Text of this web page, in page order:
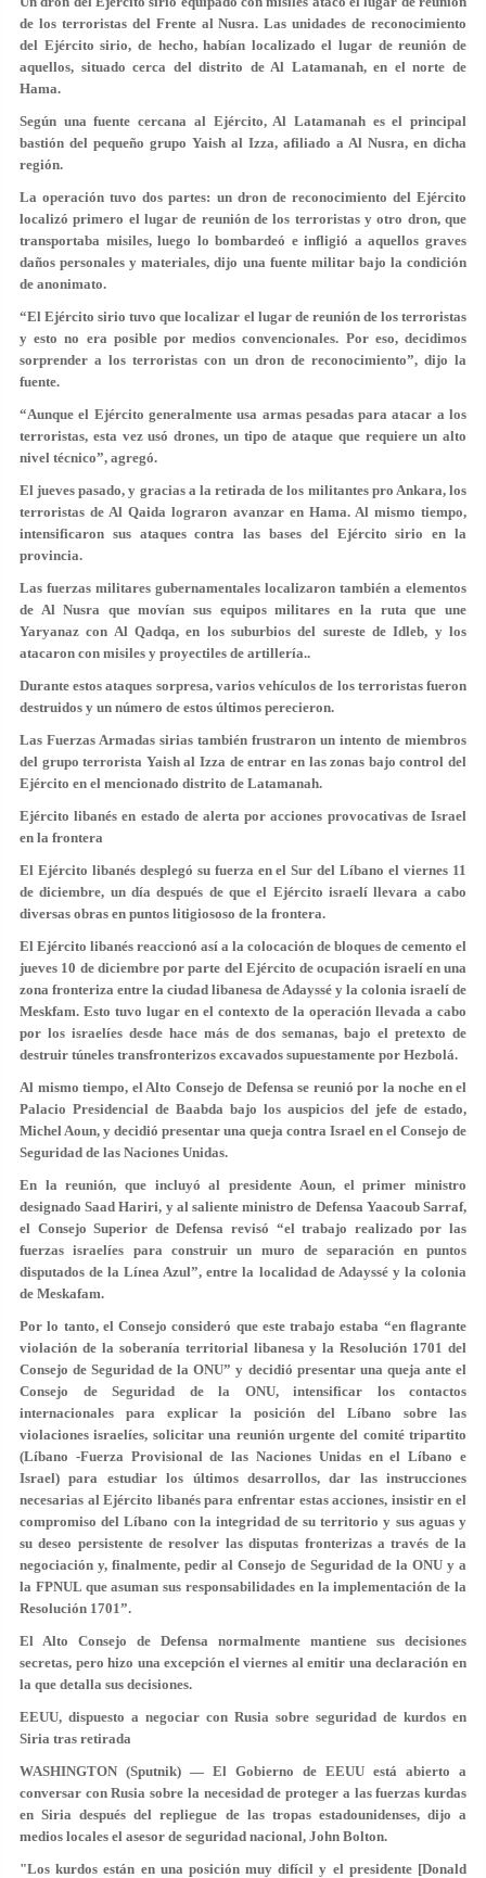
de los terroristas del Frente al Nusra. Las unidades de reconocimiento
del Ejército sirio, de hecho, habían localizado el lugar de reunión de
aquellos, situado cerca del distrito de Al Latamanah, en el norte de
Hama.
Según una fuente cercana al Ejército, Al Latamanah es el principal
bastión del pequeño grupo Yaish al Izza, afiliado a Al Nusra, en dicha
región.
La operación tuvo dos partes: un dron de reconocimiento del Ejército
localizó primero el lugar de reunión de los terroristas y otro dron, que
transportaba misiles, luego lo bombardeó e infligió a aquellos graves
daños personales y materiales, dijo una fuente militar bajo la condición
de anonimato.
“El Ejército sirio tuvo que localizar el lugar de reunión de los terroristas
y esto no era posible por medios convencionales. Por eso, decidimos
sorprender a los terroristas con un dron de reconocimiento”, dijo la
fuente.
“Aunque el Ejército generalmente usa armas pesadas para atacar a los
terroristas, esta vez usó drones, un tipo de ataque que requiere un alto
nivel técnico”, agregó.
El jueves pasado, y gracias a la retirada de los militantes pro Ankara, los
terroristas de Al Qaida lograron avanzar en Hama. Al mismo tiempo,
intensificaron sus ataques contra las bases del Ejército sirio en la
provincia.
Las fuerzas militares gubernamentales localizaron también a elementos
de Al Nusra que movían sus equipos militares en la ruta que une
Yaryanaz con Al Qadqa, en los suburbios del sureste de Idleb, y los
atacaron con misiles y proyectiles de artillería..
Durante estos ataques sorpresa, varios vehículos de los terroristas fueron
destruidos y un número de estos últimos perecieron.
Las Fuerzas Armadas sirias también frustraron un intento de miembros
del grupo terrorista Yaish al Izza de entrar en las zonas bajo control del
Ejército en el mencionado distrito de Latamanah.
Ejército libanés en estado de alerta por acciones provocativas de Israel
en la frontera
El Ejército libanés desplegó su fuerza en el Sur del Líbano el viernes 11
de diciembre, un día después de que el Ejército israelí llevara a cabo
diversas obras en puntos litigiososo de la frontera.
El Ejército libanés reaccionó así a la colocación de bloques de cemento el
jueves 10 de diciembre por parte del Ejército de ocupación israelí en una
zona fronteriza entre la ciudad libanesa de Adayssé y la colonia israelí de
Meskfam. Esto tuvo lugar en el contexto de la operación llevada a cabo
por los israelíes desde hace más de dos semanas, bajo el pretexto de
destruir túneles transfronterizos excavados supuestamente por Hezbolá.
Al mismo tiempo, el Alto Consejo de Defensa se reunió por la noche en el
Palacio Presidencial de Baabda bajo los auspicios del jefe de estado,
Michel Aoun, y decidió presentar una queja contra Israel en el Consejo de
Seguridad de las Naciones Unidas.
En la reunión, que incluyó al presidente Aoun, el primer ministro
designado Saad Hariri, y al saliente ministro de Defensa Yaacoub Sarraf,
el Consejo Superior de Defensa revisó “el trabajo realizado por las
fuerzas israelíes para construir un muro de separación en puntos
disputados de la Línea Azul”, entre la localidad de Adayssé y la colonia
de Meskafam.
Por lo tanto, el Consejo consideró que este trabajo estaba “en flagrante
violación de la soberanía territorial libanesa y la Resolución 1701 del
Consejo de Seguridad de la ONU” y decidió presentar una queja ante el
Consejo de Seguridad de la ONU, intensificar los contactos
internacionales para explicar la posición del Líbano sobre las
violaciones israelíes, solicitar una reunión urgente del comité tripartito
(Líbano -Fuerza Provisional de las Naciones Unidas en el Líbano e
Israel) para estudiar los últimos desarrollos, dar las instrucciones
necesarias al Ejército libanés para enfrentar estas acciones, insistir en el
compromiso del Líbano con la integridad de su territorio y sus aguas y
su deseo persistente de resolver las disputas fronterizas a través de la
negociación y, finalmente, pedir al Consejo de Seguridad de la ONU y a
la FPNUL que asuman sus responsabilidades en la implementación de la
Resolución 1701”.
El Alto Consejo de Defensa normalmente mantiene sus decisiones
secretas, pero hizo una excepción el viernes al emitir una declaración en
la que detalla sus decisiones.
EEUU, dispuesto a negociar con Rusia sobre seguridad de kurdos en
Siria tras retirada
WASHINGTON (Sputnik) — El Gobierno de EEUU está abierto a
conversar con Rusia sobre la necesidad de proteger a las fuerzas kurdas
en Siria después del repliegue de las tropas estadounidenses, dijo a
medios locales el asesor de seguridad nacional, John Bolton.
"Los kurdos están en una posición muy difícil y el presidente [Donald